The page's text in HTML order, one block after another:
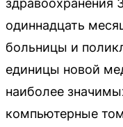
одиннадцать
больницы и
единицы новой
наиболее
компьютерные